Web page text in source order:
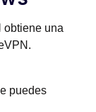
obtiene una
puedes